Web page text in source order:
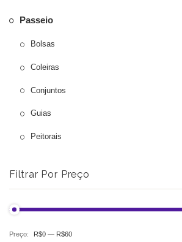
Passeio
Bolsas
Coleiras
Conjuntos
Guias
Peitorais
Filtrar Por Preço
Preço: R$0 — R$60